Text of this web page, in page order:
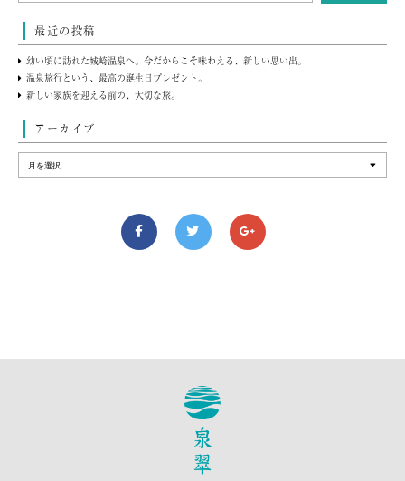
最近の投稿
幼い頃に訪れた城崎温泉へ。今だからこそ味わえる、新しい思い出。
温泉旅行という、最高の誕生日プレゼント。
新しい家族を迎える前の、大切な旅。
アーカイブ